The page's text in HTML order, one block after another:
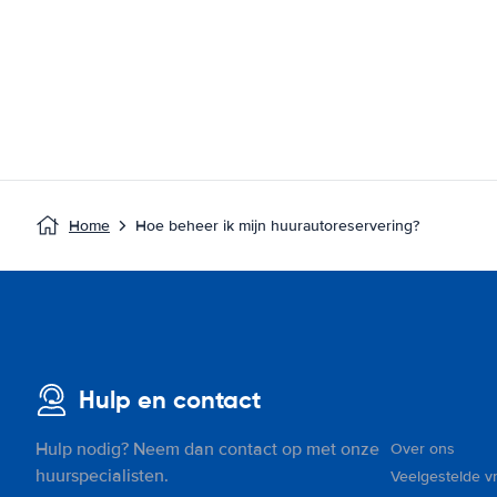
Home Hoe beheer ik mijn huurautoreservering?
Hulp en contact
Hulp nodig? Neem dan contact op met onze
huurspecialisten.
Over ons
Veelgestelde